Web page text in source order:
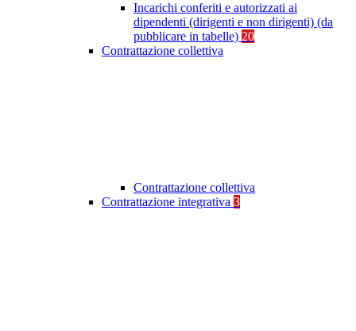
Incarichi conferiti e autorizzati ai
dipendenti (dirigenti e non dirigenti) (da
pubblicare in tabelle) 20
Contrattazione collettiva
Contrattazione collettiva
Contrattazione integrativa 3